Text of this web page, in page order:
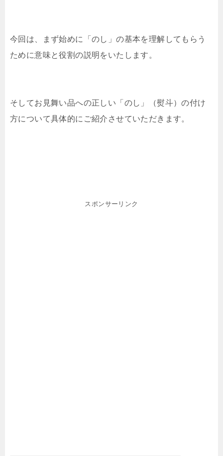
今回は、まず始めに「のし」の基本を理解してもらう
ために意味と役割の説明をいたします。
そしてお見舞い品への正しい「のし」（熨斗）の付け
方について具体的にご紹介させていただきます。
スポンサーリンク